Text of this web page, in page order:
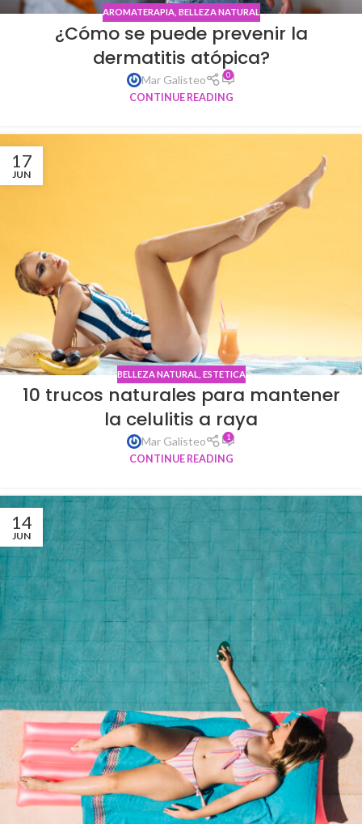
AROMATERAPIA, BELLEZA NATURAL
¿Cómo se puede prevenir la
dermatitis atópica?
Mar Galisteo 0
CONTINUE READING
17
JUN
BELLEZA NATURAL ESTETICA
10 trucos naturales para mantener
la celulitis a raya
Mar Galisteo 1
CONTINUE READING
14
JUN